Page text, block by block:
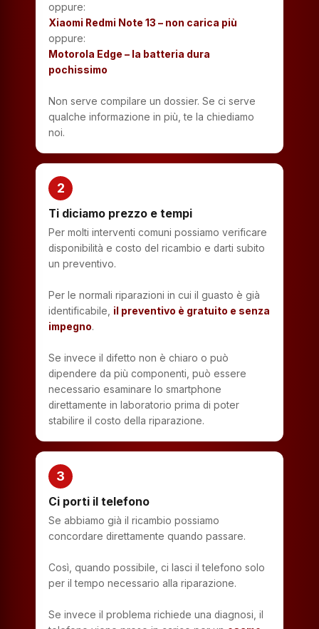
oppure:
Xiaomi Redmi Note 13 – non carica più
oppure:
Motorola Edge – la batteria dura
pochissimo
Non serve compilare un dossier. Se ci serve
qualche informazione in più, te la chiediamo
noi.
2
Ti diciamo prezzo e tempi
Per molti interventi comuni possiamo verificare
disponibilità e costo del ricambio e darti subito
un preventivo.
Per le normali riparazioni in cui il guasto è già
identificabile, il preventivo è gratuito e senza
impegno.
Se invece il difetto non è chiaro o può
dipendere da più componenti, può essere
necessario esaminare lo smartphone
direttamente in laboratorio prima di poter
stabilire il costo della riparazione.
3
Ci porti il telefono
Se abbiamo già il ricambio possiamo
concordare direttamente quando passare.
Così, quando possibile, ci lasci il telefono solo
per il tempo necessario alla riparazione.
Se invece il problema richiede una diagnosi, il